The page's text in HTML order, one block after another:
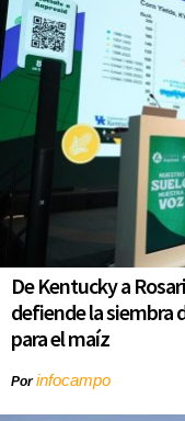
De Kentucky a
defiende la siembra
para el maíz
Porinfocampo